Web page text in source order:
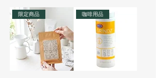
限定商品 咖啡用品